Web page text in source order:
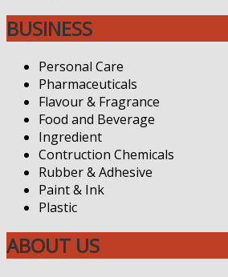
BUSINESS
Personal Care
Pharmaceuticals
Flavour & Fragrance
Food and Beverage
Ingredient
Contruction Chemicals
Rubber & Adhesive
Paint & Ink
Plastic
ABOUT US